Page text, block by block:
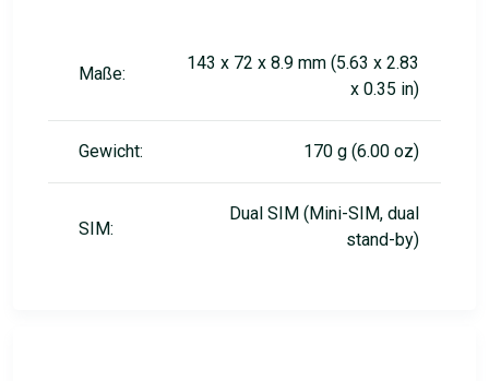
Maße:
143 x 72 x 8.9 mm (5.63 x 2.83
x 0.35 in)
Gewicht: 170 g (6.00 oz)
SIM:
Dual SIM (Mini-SIM, dual
stand-by)